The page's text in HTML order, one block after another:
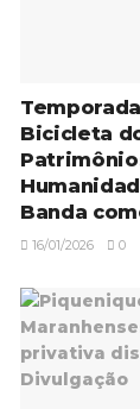
Bicicleta
Banda
16/01/2026 0